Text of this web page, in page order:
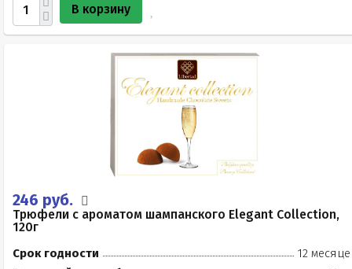
В корзину
246 руб.
Трюфели с ароматом шампанского Elegant Collection,
120г
Срок годности
12